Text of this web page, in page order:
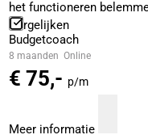
het functioneren
Vergelijken
Budgetcoach
8 maanden Online
€ 75,- p/m
Meer informatie